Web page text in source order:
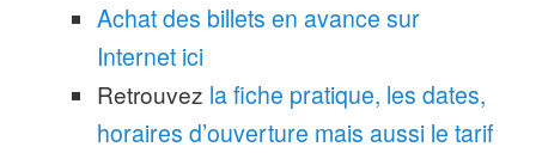
Achat des billets en avance sur
Internet ici
Retrouvez la fiche pratique, les dates,
horaires d’ouverture mais aussi le tarif